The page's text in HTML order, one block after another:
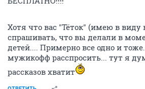
ОТВЕТИТЬ
Marrrka
Марина